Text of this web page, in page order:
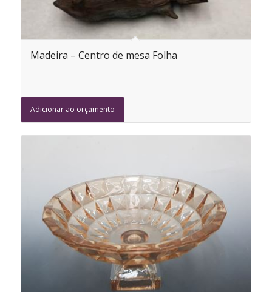
Madeira – Centro de mesa Folha
Adicionar ao orçamento